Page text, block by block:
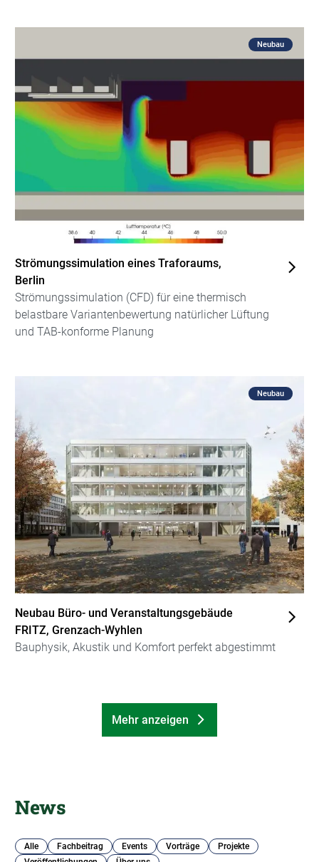
Neubau
Strömungssimulation eines Traforaums,
Berlin
Strömungssimulation (CFD) für eine thermisch
belastbare Variantenbewertung natürlicher Lüftung
und TAB-konforme Planung
Neubau
Neubau Büro- und Veranstaltungsgebäude
FRITZ, Grenzach-Wyhlen
Bauphysik, Akustik und Komfort perfekt abgestimmt
Mehr anzeigen
News
Alle Fachbeitrag Events Vorträge
Projekte